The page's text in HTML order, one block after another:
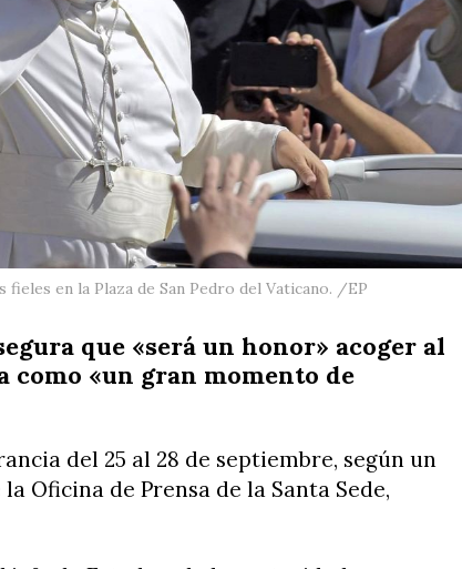
fieles en la Plaza de San Pedro del Vaticano. /EP
que «será un honor» acoger al
como «un gran momento de
del 25 al 28 de septiembre, según un
Oficina de Prensa de la Santa Sede,